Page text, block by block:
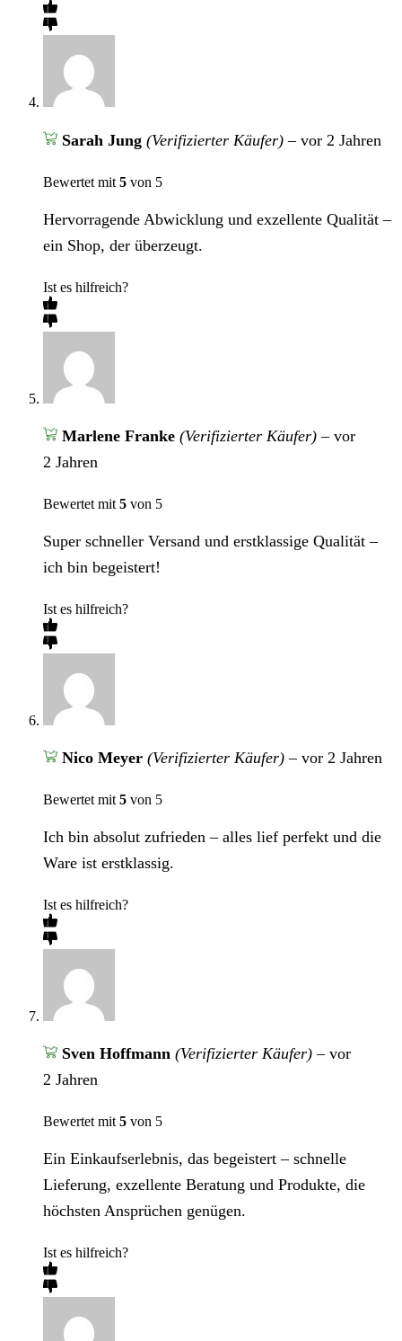
Sarah Jung (Verifizierter Käufer) – vor 2 Jahren
Bewertet mit 5 von 5
Hervorragende Abwicklung und exzellente Qualität –
ein Shop, der überzeugt.
Ist es hilfreich?
Marlene Franke (Verifizierter Käufer) – vor
2 Jahren
Bewertet mit 5 von 5
Super schneller Versand und erstklassige Qualität –
ich bin begeistert!
Ist es hilfreich?
Nico Meyer (Verifizierter Käufer) – vor 2 Jahren
Bewertet mit 5 von 5
Ich bin absolut zufrieden – alles lief perfekt und die
Ware ist erstklassig.
Ist es hilfreich?
Sven Hoffmann (Verifizierter Käufer) – vor
2 Jahren
Bewertet mit 5 von 5
Ein Einkaufserlebnis, das begeistert – schnelle
Lieferung, exzellente Beratung und Produkte, die
höchsten Ansprüchen genügen.
Ist es hilfreich?